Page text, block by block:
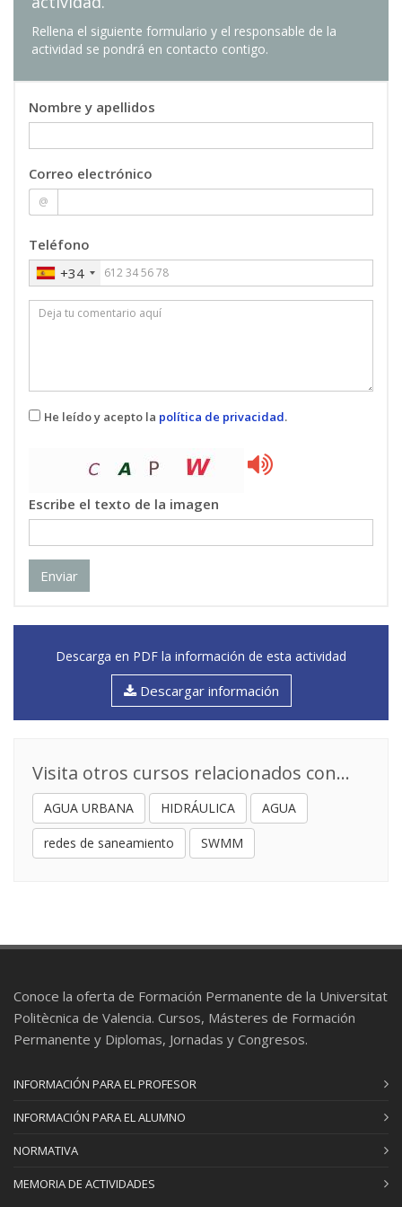
Ayudante Doctor/a
Universidad
Rellena el siguiente formulario y el responsable de la
actividad se pondrá en contacto contigo.
Nombre y apellidos
Correo electrónico
@
Teléfono
+34
He leído y acepto la política de privacidad.
Escribe el texto de la imagen
Enviar
Descarga en PDF la información de esta actividad
Descargar información
Visita otros cursos relacionados con...
AGUA URBANA HIDRÁULICA AGUA
redes de saneamiento SWMM
Conoce la oferta de Formación Permanente de la Universitat
Politècnica de Valencia. Cursos, Másteres de Formación
Permanente y Diplomas, Jornadas y Congresos.
INFORMACIÓN PARA EL PROFESOR
INFORMACIÓN PARA EL ALUMNO
NORMATIVA
MEMORIA DE ACTIVIDADES